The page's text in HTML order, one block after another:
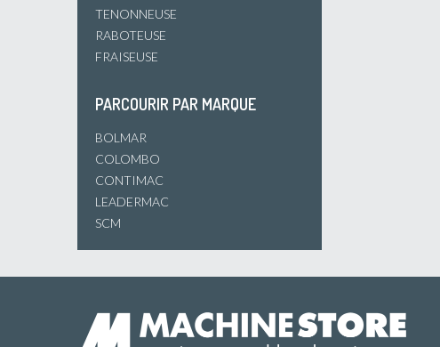
TENONNEUSE
RABOTEUSE
FRAISEUSE
PARCOURIR PAR MARQUE
BOLMAR
COLOMBO
CONTIMAC
LEADERMAC
SCM